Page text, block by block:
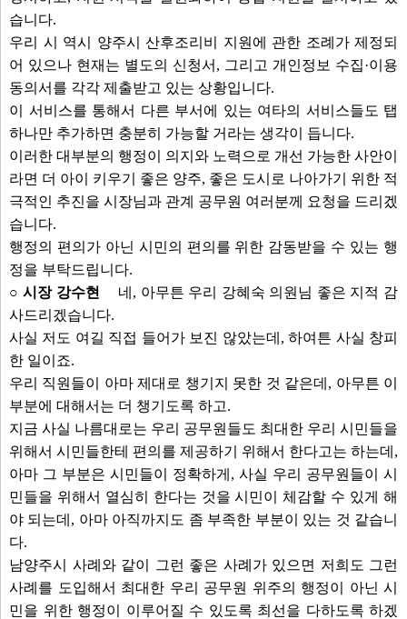
습니다.
우리 시 역시 양주시 산후조리비 지원에 관한 조례가 제정되
어 있으나 현재는 별도의 신청서, 그리고 개인정보 수집·이용
동의서를 각각 제출받고 있는 상황입니다.
이 서비스를 통해서 다른 부서에 있는 여타의 서비스들도 탭
하나만 추가하면 충분히 가능할 거라는 생각이 듭니다.
이러한 대부분의 행정이 의지와 노력으로 개선 가능한 사안이
라면 더 아이 키우기 좋은 양주, 좋은 도시로 나아가기 위한 적
극적인 추진을 시장님과 관계 공무원 여러분께 요청을 드리겠
습니다.
행정의 편의가 아닌 시민의 편의를 위한 감동받을 수 있는 행
정을 부탁드립니다.
○ 시장 강수현
네, 아무튼 우리 강혜숙 의원님 좋은 지적 감
사드리겠습니다.
사실 저도 여길 직접 들어가 보진 않았는데, 하여튼 사실 창피
한 일이죠.
우리 직원들이 아마 제대로 챙기지 못한 것 같은데, 아무튼 이
부분에 대해서는 더 챙기도록 하고.
지금 사실 나름대로는 우리 공무원들도 최대한 우리 시민들을
위해서 시민들한테 편의를 제공하기 위해서 한다고는 하는데,
아마 그 부분은 시민들이 정확하게, 사실 우리 공무원들이 시
민들을 위해서 열심히 한다는 것을 시민이 체감할 수 있게 해
야 되는데, 아마 아직까지도 좀 부족한 부분이 있는 것 같습니
다.
남양주시 사례와 같이 그런 좋은 사례가 있으면 저희도 그런
사례를 도입해서 최대한 우리 공무원 위주의 행정이 아닌 시
민을 위한 행정이 이루어질 수 있도록 최선을 다하도록 하겠